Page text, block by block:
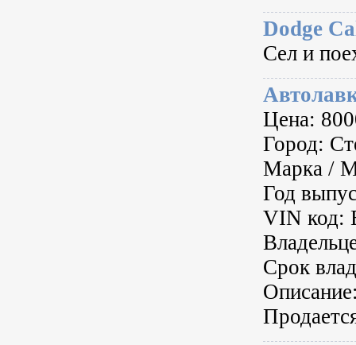
Dodge
Сел и
Цена:
Город:
Марка /
Год
VIN код:
Срок